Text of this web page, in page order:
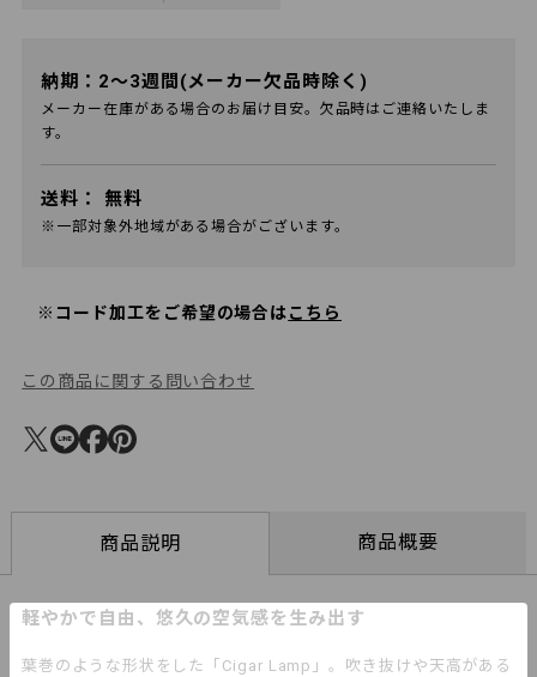
納期：2～3週間(メーカー欠品時除く)
メーカー在庫がある場合のお届け目安。欠品時はご連絡いたしま
す。
送料： 無料
※一部対象外地域がある場合がございます。
※コード加工をご希望の場合はこちら
この商品に関する問い合わせ
商品説明 商品概要
軽やかで自由、悠久の空気感を生み出す
葉巻のような形状をした「Cigar Lamp」。吹き抜けや天高がある